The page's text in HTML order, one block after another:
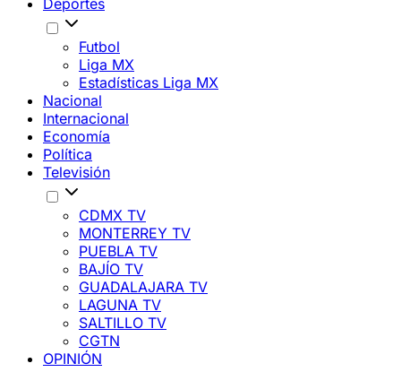
Deportes
Futbol
Liga MX
Estadísticas Liga MX
Nacional
Internacional
Economía
Política
Televisión
CDMX TV
MONTERREY TV
PUEBLA TV
BAJÍO TV
GUADALAJARA TV
LAGUNA TV
SALTILLO TV
CGTN
OPINIÓN